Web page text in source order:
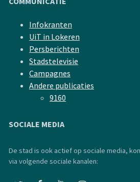
Infokranten
UiT in Lokeren
Persberichten
Stadstelevisie
Campagnes
Andere publicaties
9160
SOCIALE MEDIA
De stad is ook actief op sociale media,
via volgende sociale kanalen: